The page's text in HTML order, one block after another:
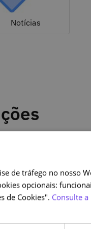
Notícias
de tráfego no nosso
opcionais:
de Cookies". Consulte